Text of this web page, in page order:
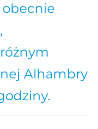
obecnie
Alhambry